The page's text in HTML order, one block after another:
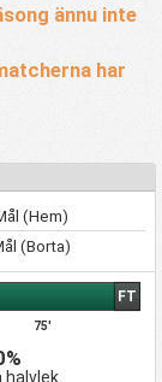
ännu inte
har
(Hem)
(Borta)
75'
FT
halvlek